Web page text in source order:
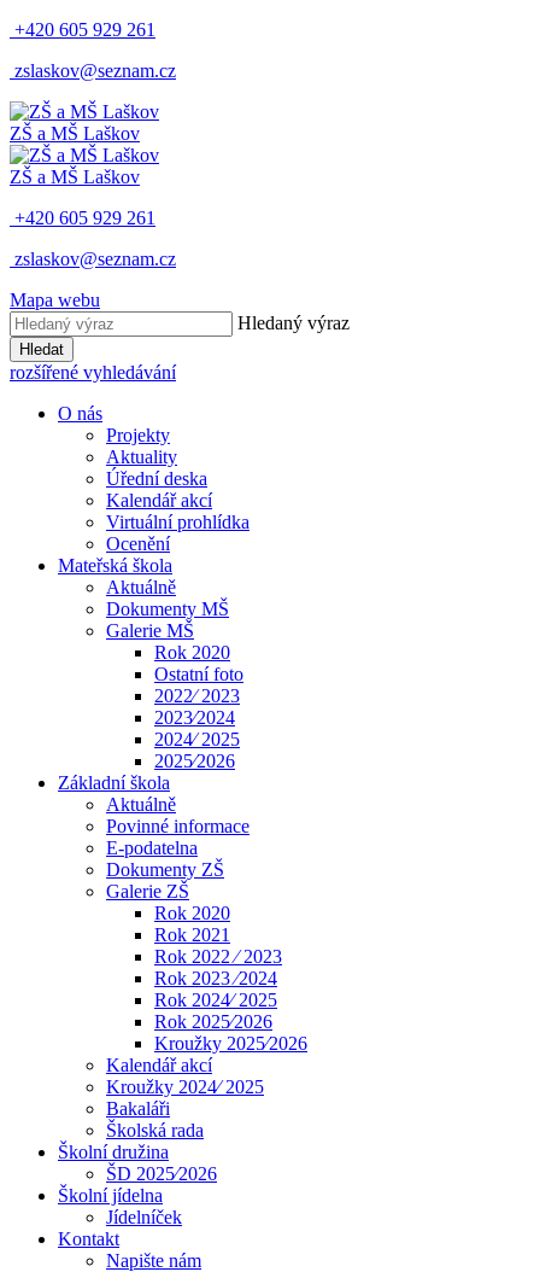
+420 605 929 261
zslaskov@seznam.cz
ZŠ a MŠ Laškov
ZŠ a MŠ Laškov
+420 605 929 261
zslaskov@seznam.cz
Mapa webu
Hledaný výraz
Hledat
rozšířené vyhledávání
O nás
Projekty
Aktuality
Úřední deska
Kalendář akcí
Virtuální prohlídka
Ocenění
Mateřská škola
Aktuálně
Dokumenty MŠ
Galerie MŠ
Rok 2020
Ostatní foto
2022⁄ 2023
2023⁄2024
2024⁄ 2025
2025⁄2026
Základní škola
Aktuálně
Povinné informace
E-podatelna
Dokumenty ZŠ
Galerie ZŠ
Rok 2020
Rok 2021
Rok 2022 ⁄ 2023
Rok 2023 ⁄2024
Rok 2024⁄ 2025
Rok 2025⁄2026
Kroužky 2025⁄2026
Kalendář akcí
Kroužky 2024⁄ 2025
Bakaláři
Školská rada
Školní družina
ŠD 2025⁄2026
Školní jídelna
Jídelníček
Kontakt
Napište nám